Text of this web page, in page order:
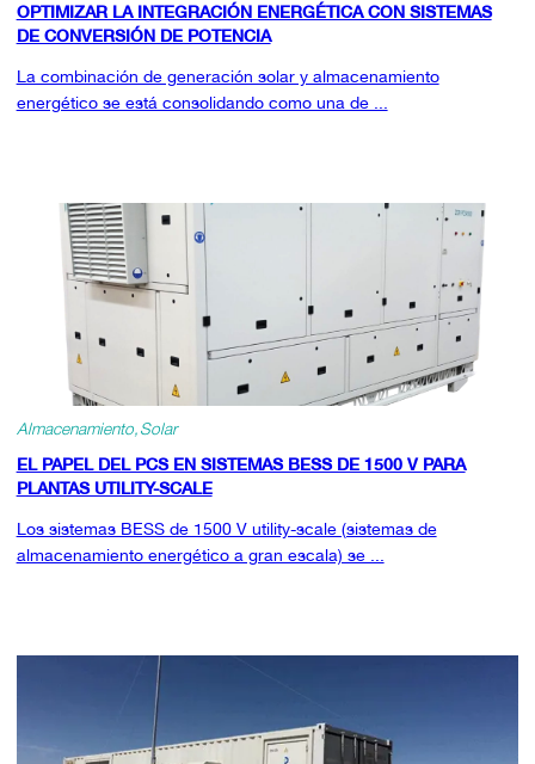
OPTIMIZAR LA INTEGRACIÓN ENERGÉTICA CON SISTEMAS
DE CONVERSIÓN DE POTENCIA
La combinación de generación solar y almacenamiento
energético se está consolidando como una de ...
Almacenamiento Solar
EL PAPEL DEL PCS EN SISTEMAS BESS DE 1500 V PARA
PLANTAS UTILITY-SCALE
Los sistemas BESS de 1500 V utility-scale (sistemas de
almacenamiento energético a gran escala) se ...